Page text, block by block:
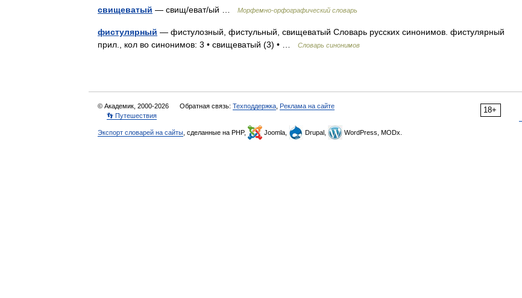
свищеватый — свищ/еват/ый … Морфемно-орфографический словарь
фистулярный — фистулозный, фистульный, свищеватый Словарь русских синонимов. фистулярный
прил., кол во синонимов: 3 • свищеватый (3) • …
Словарь синонимов
18+
© Академик, 2000-2026 Обратная связь: Техподдержка Реклама на сайте
👣 Путешествия
Экспорт словарей на сайты , сделанные на PHP, Joomla, Drupal, WordPress, MODx.